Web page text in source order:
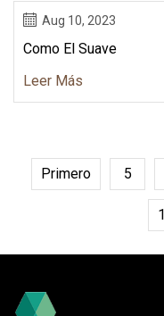
Aug 10, 2023
Como El Suave
Leer Más
Primero 5